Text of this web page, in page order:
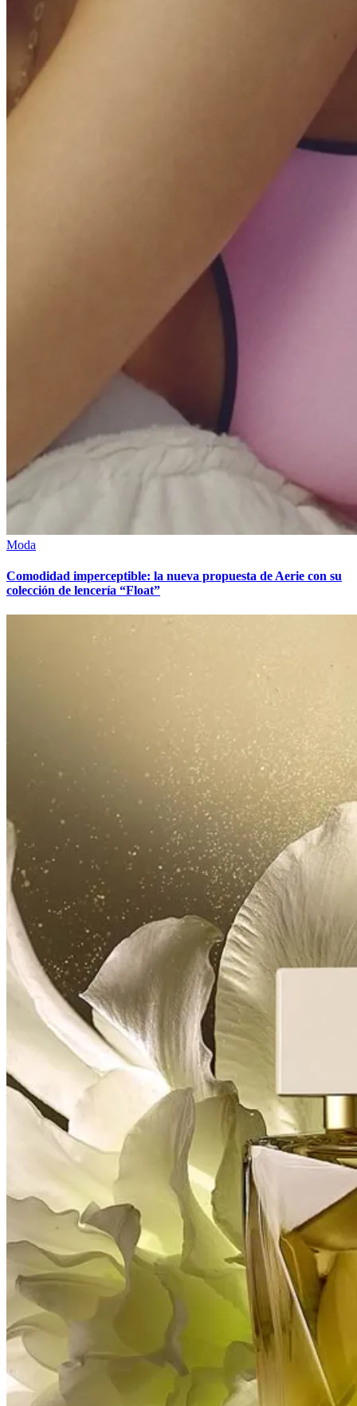
Moda
Comodidad imperceptible: la nueva propuesta de Aerie con su
colección de lencería “Float”